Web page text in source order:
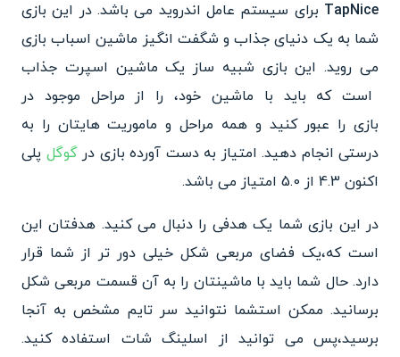
TapNice برای سیستم عامل اندروید می باشد. در این بازی
شما به یک دنیای جذاب و شگفت انگیز ماشین اسباب بازی
می روید. این بازی شبیه ساز یک ماشین اسپرت جذاب
است که باید با ماشین خود، را از مراحل موجود در
بازی را عبور کنید و همه مراحل و ماموریت هایتان را به
درستی انجام دهید. امتیاز به دست آورده بازی درگوگل پلی
اکنون 4.3 از 5.0 امتیاز می باشد.
در این بازی شما یک هدفی را دنبال می کنید. هدفتان این
است که،یک فضای مربعی شکل خیلی دور تر از شما قرار
دارد. حال شما بایدبا ماشینتان را به آن قسمت مربعی شکل
برسانید. ممکن استشما نتوانید سر تایم مشخص به آنجا
برسید،پس می توانید از اسلینگ شات استفاده کنید.